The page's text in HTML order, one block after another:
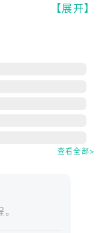
心描绘的幻想存
环境与收集资
与观察下，它们
整理进不断扩充的
。
空间结构与环境元
象与生物，为世界
【展开】
查看全部>